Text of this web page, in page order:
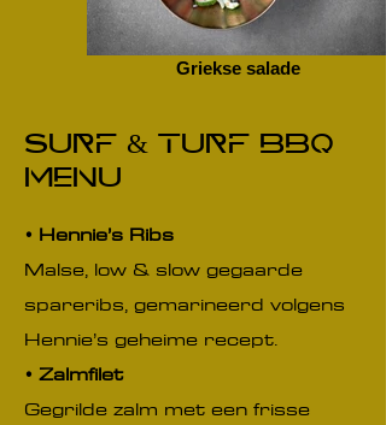
Griekse salade
Surf & turf BBQ
menu
• Hennie’s Ribs
Malse, low & slow gegaarde
spareribs, gemarineerd volgens
Hennie’s geheime recept.
• Zalmfilet
Gegrilde zalm met een frisse